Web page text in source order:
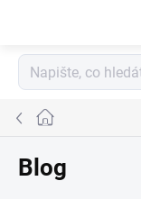
Domů
Blog